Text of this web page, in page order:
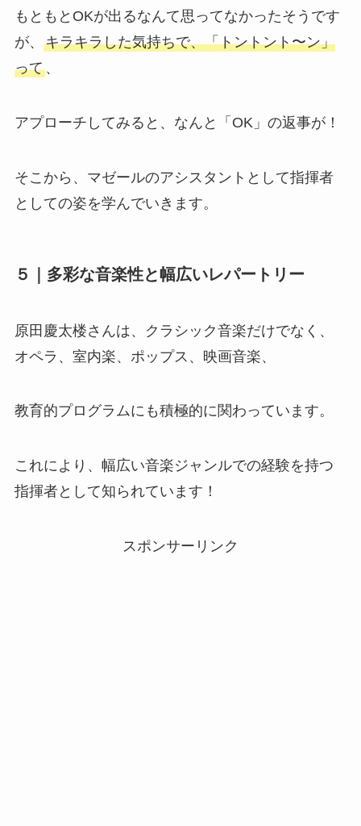
もともとOKが出るなんて思ってなかったそうです
が、 キラキラした気持ちで、「トントント〜ン」
って、
アプローチしてみると、なんと「OK」の返事が！
そこから、マゼールのアシスタントとして指揮者
としての姿を学んでいきます。
５｜多彩な音楽性と幅広いレパートリー
原田慶太楼さんは、クラシック音楽だけでなく、
オペラ、室内楽、ポップス、映画音楽、
教育的プログラムにも積極的に関わっています。
これにより、幅広い音楽ジャンルでの経験を持つ
指揮者として知られています！
スポンサーリンク